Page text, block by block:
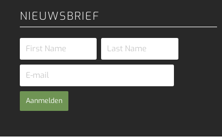
NIEUWSBRIEF
Aanmelden